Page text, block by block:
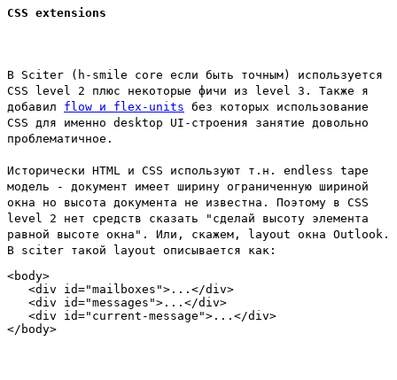
CSS extensions
В Sciter (h-smile core если быть точным) используется
CSS level 2 плюс некоторые фичи из level 3. Также я
добавил flow и flex-units без которых использование
CSS для именно desktop UI-строения занятие довольно
проблематичное.
Исторически HTML и CSS используют т.н. endless tape
модель - документ имеет ширину ограниченную шириной
окна но высота документа не известна. Поэтому в CSS
level 2 нет средств сказать "сделай высоту элемента
равной высоте окна". Или, скажем, layout окна Outlook.
В sciter такой layout описывается как:
<body>
   <div id="mailboxes">...</div>
   <div id="messages">...</div>
   <div id="current-message">...</div>